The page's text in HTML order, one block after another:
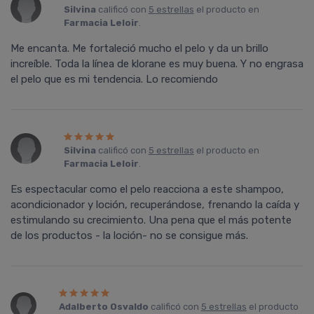
Silvina calificó con 5 estrellas el producto en
Farmacia Leloir.
Me encanta. Me fortaleció mucho el pelo y da un brillo
increíble. Toda la línea de klorane es muy buena. Y no engrasa
el pelo que es mi tendencia. Lo recomiendo
Silvina calificó con 5 estrellas el producto en
Farmacia Leloir.
Es espectacular como el pelo reacciona a este shampoo,
acondicionador y loción, recuperándose, frenando la caída y
estimulando su crecimiento. Una pena que el más potente
de los productos - la loción- no se consigue más.
Adalberto Osvaldo calificó con 5 estrellas el producto